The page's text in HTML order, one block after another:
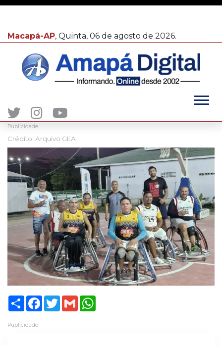
Macapá-AP, Quinta, 06 de agosto de 2026.
Publicidade
Crédito: Arquivo GEA
ShareFacebook
TwitterGmail
Publicidade